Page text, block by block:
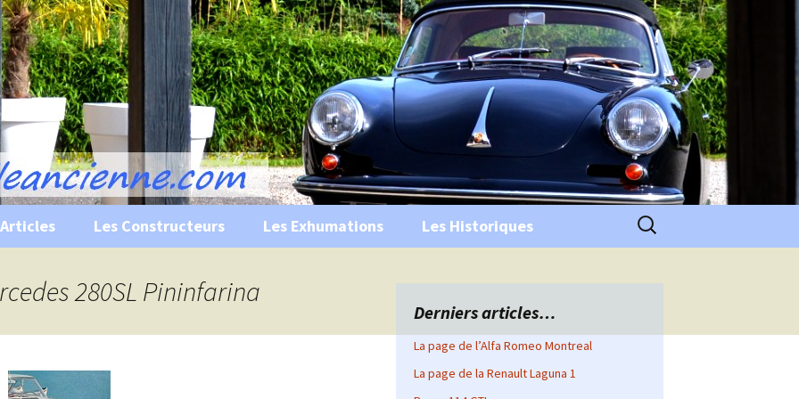
Ancienne
historiques …
Les Constructeurs Les Exhumations Les Historiques Rechercher :
280SL Pininfarina
Derniers articles…
La page de l’Alfa Romeo Montreal
La page de la Renault Laguna 1